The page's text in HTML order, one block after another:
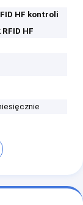
HF kontroli
HF